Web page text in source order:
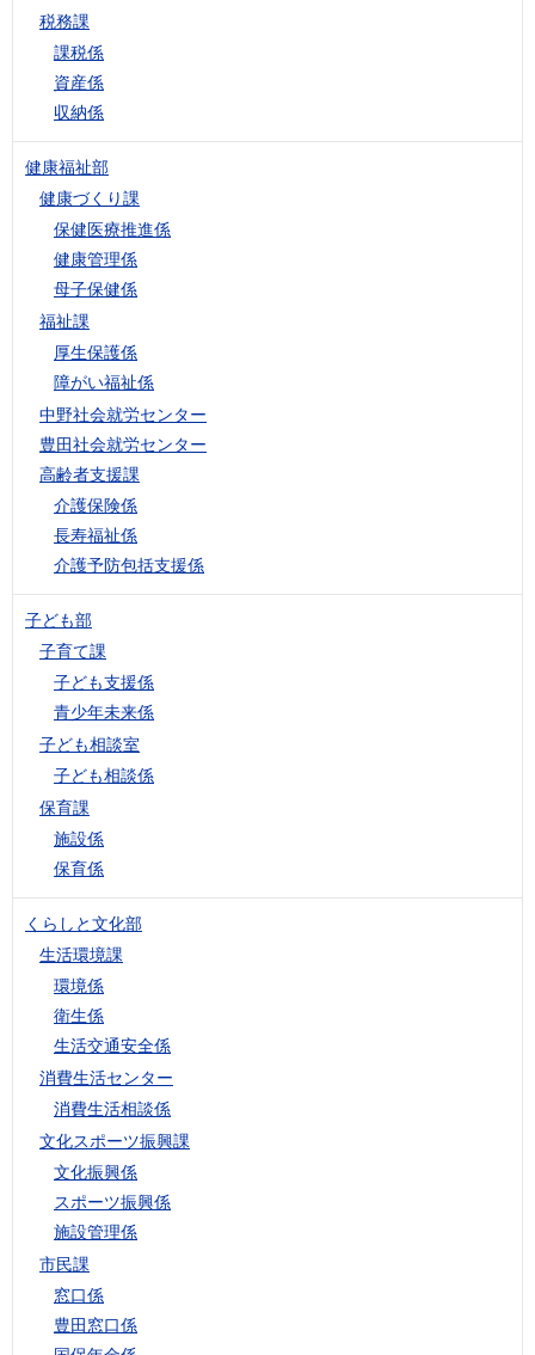
税務課
課税係
資産係
収納係
健康福祉部
健康づくり課
保健医療推進係
健康管理係
母子保健係
福祉課
厚生保護係
障がい福祉係
中野社会就労センター
豊田社会就労センター
高齢者支援課
介護保険係
長寿福祉係
介護予防包括支援係
子ども部
子育て課
子ども支援係
青少年未来係
子ども相談室
子ども相談係
保育課
施設係
保育係
くらしと文化部
生活環境課
環境係
衛生係
生活交通安全係
消費生活センター
消費生活相談係
文化スポーツ振興課
文化振興係
スポーツ振興係
施設管理係
市民課
窓口係
豊田窓口係